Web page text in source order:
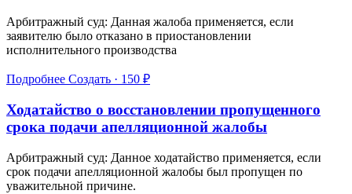
Арбитражный суд: Данная жалоба применяется, если
заявителю было отказано в приостановлении
исполнительного производства
Подробнее Создать · 150 ₽
Ходатайство о восстановлении пропущенного
срока подачи апелляционной жалобы
Арбитражный суд: Данное ходатайство применяется, если
срок подачи апелляционной жалобы был пропущен по
уважительной причине.